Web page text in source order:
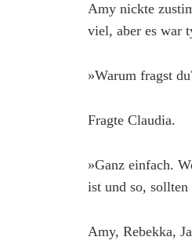
Amy nickte
viel, aber es war
»Warum fragst
Fragte Claudia.
»Ganz einfach.
ist und so,
Amy, Rebekka,